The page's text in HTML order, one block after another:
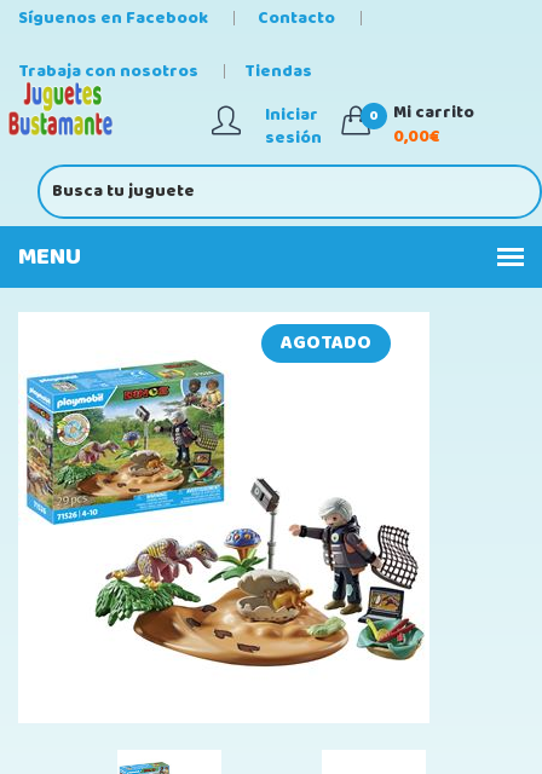
Síguenos en Facebook
Contacto
Trabaja con nosotros
Tiendas
Iniciar
sesión
0
Mi carrito
0,00€
AGOTADO